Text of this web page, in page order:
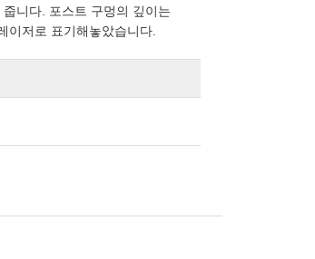
니다. 포스트 구멍의 깊이는
이저로 표기해놓았습니다.